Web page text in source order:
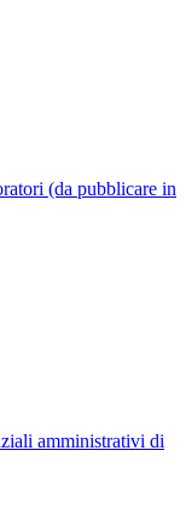
(da pubblicare in
amministrativi di